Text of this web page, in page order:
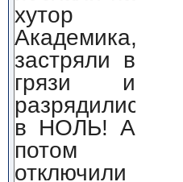
хутор
Академика,
застряли в
грязи и
разрядились
в НОЛЬ! А
потом
отключили